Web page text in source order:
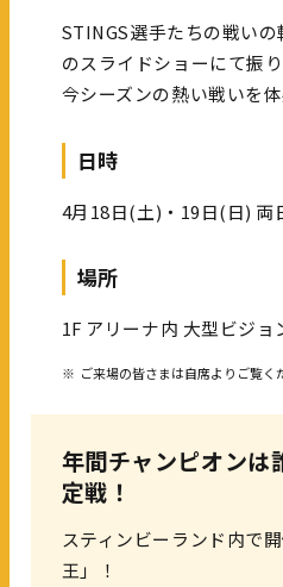
STINGS選手たちの戦い
のスライドショーにて振り
今シーズンの熱い戦いを
日時
4月18日(土)・19日(日) 両
場所
1F アリーナ内 大型ビジョ
※ ご来場の皆さまは自席よりご覧く
年間チャンピオンは
定戦！
スティンビーランド内で
王」！